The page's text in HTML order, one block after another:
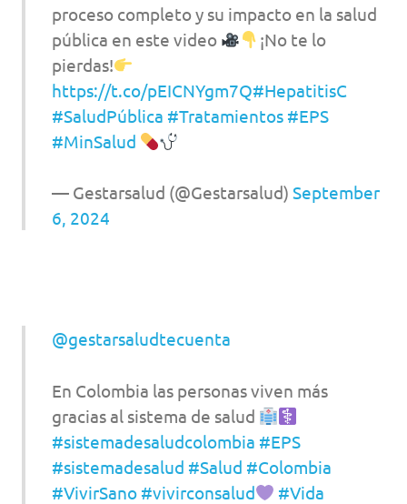
proceso completo y su impacto en la salud
pública en este video
¡No te lo
pierdas!
https://t.co/pEICNYgm7Q#HepatitisC
#SaludPública #Tratamientos #EPS
#MinSalud
— Gestarsalud (@Gestarsalud) September
6, 2024
@gestarsaludtecuenta
En Colombia las personas viven más
gracias al sistema de salud
#sistemadesaludcolombia #EPS
#sistemadesalud #Salud #Colombia
#VivirSano #vivirconsalud
#Vida